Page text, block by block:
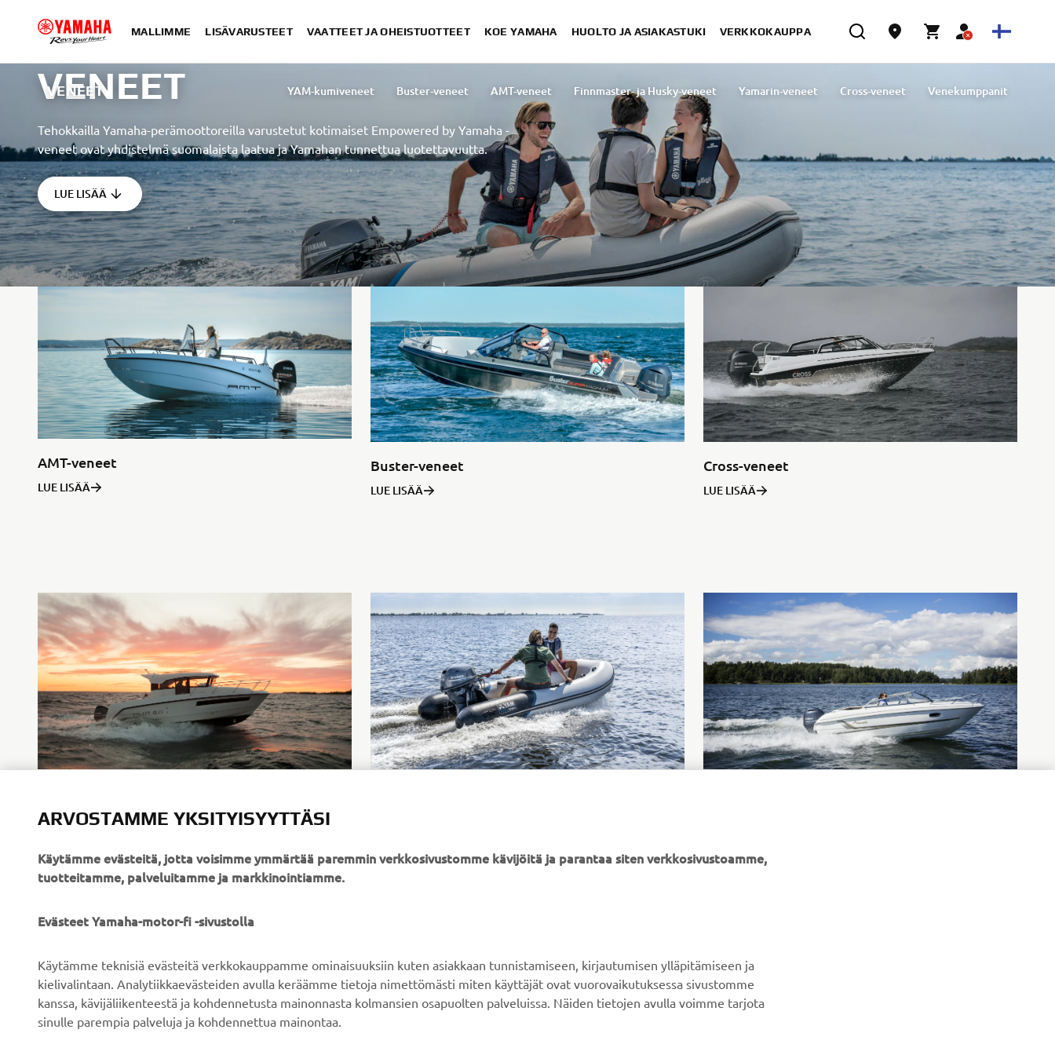
MALLIMME LISÄVARUSTEET VAATTEET JA OHEISTUOTTEET KOE YAMAHA HUOLTO JA ASIAKASTUKI VERKKOKAUPPA
VENEET YAM-kumiveneet Buster-veneet AMT-veneet Finnmaster- ja Husky-veneet Yamarin-veneet Cross-veneet Venekumppanit
VENEET
Tehokkailla Yamaha-perämoottoreilla varustetut kotimaiset Empowered by Yamaha -
veneet ovat yhdistelmä suomalaista laatua ja Yamahan tunnettua luotettavuutta.
LUE LISÄÄ
AMT-veneet
LUE LISÄÄ
Buster-veneet
LUE LISÄÄ
Cross-veneet
LUE LISÄÄ
LUE LISÄÄ
YRITYS
Tietoa meistä
B2B
Sähköpyöräjärjestelmät
YAMAHA MUUALLA
MyYamaha
ASIAKASTUKI
Verkkokaupan tuki
UUTISKIRJE
Ole ensimmäinen, joka kuulee uusimmista tarjouksista,
ARVOSTAMME YKSITYISYYTTÄSI
Käytämme evästeitä, jotta voisimme ymmärtää paremmin verkkosivustomme kävijöitä ja parantaa siten verkkosivustoamme,
tuotteitamme, palveluitamme ja markkinointiamme.
Evästeet Yamaha-motor-fi -sivustolla
Käytämme teknisiä evästeitä verkkokauppamme ominaisuuksiin kuten asiakkaan tunnistamiseen, kirjautumisen ylläpitämiseen ja
kielivalintaan. Analytiikkaevästeiden avulla keräämme tietoja nimettömästi miten käyttäjät ovat vuorovaikutuksessa sivustomme
kanssa, kävijäliikenteestä ja kohdennetusta mainonnasta kolmansien osapuolten palveluissa. Näiden tietojen avulla voimme tarjota
sinulle parempia palveluja ja kohdennettua mainontaa.